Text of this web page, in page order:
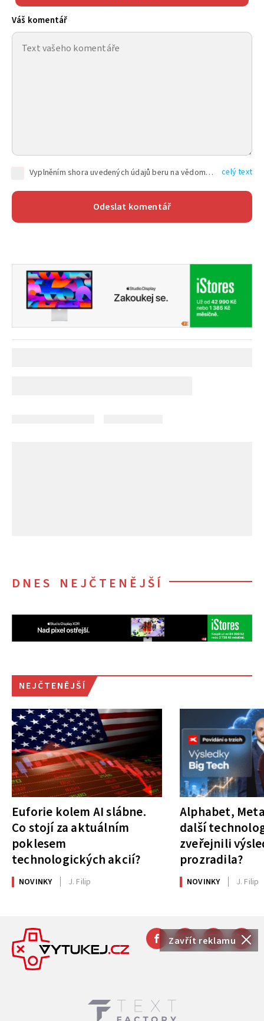
Zavřít reklamu
Váš komentář
Vyplněním shora uvedených údajů beru na vědomí, že společnost TEXT FACTORY s.r.o., sídlem Brno, Durďákova 336/29, Černá Pole, PSČ: 613 00, IČ: 06157831, zapsané u Krajského soudu v Brně, oddíl C, vložka 100399, bude zpracovávat mé osobní údaje uvedené v rámci mnou vyplněného registračního formuláře na základě oprávněných zájmů TEXT FACTORY s.r.o. dle čl. 6 odst. 1 písm. f) GDPR a pro splnění právních povinností (čl. 6 odst. 1 písm. c) GDPR), a to pro tyto účely: nezbytnost zajistit oprávnění návštěvníka webových stránek provozovaných společností TEXT FACTORY s.r.o. přispívat aktivně ke zveřejněným článkům nebo v rámci diskusních fór a výkon práv TEXT FACTORY s.r.o. jako administrátora těchto diskusních fór. Více informací o zpracování osobních údajů a právech lze nalézt v celý text
DNES NEJČTENĚJŠÍ
NEJČTENĚJŠÍ
Euforie kolem AI slábne.
Co stojí za aktuálním
poklesem
technologických akcií?
NOVINKY J. Filip
Alphabet,
další
zveřejnili
prozradila?
NOVINKY J. Filip